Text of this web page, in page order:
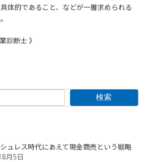
体的であること、などが一層求められる
診断士 》
検索
ュレス時代にあえて現金商売という戦略
月5日